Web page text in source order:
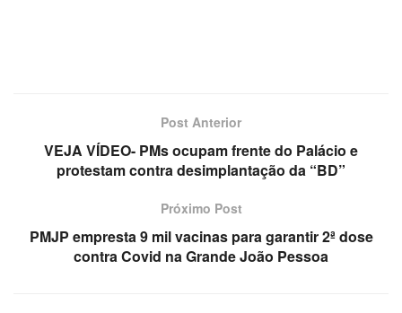
Post Anterior
VEJA VÍDEO- PMs ocupam frente do Palácio e
protestam contra desimplantação da “BD”
Próximo Post
PMJP empresta 9 mil vacinas para garantir 2ª dose
contra Covid na Grande João Pessoa